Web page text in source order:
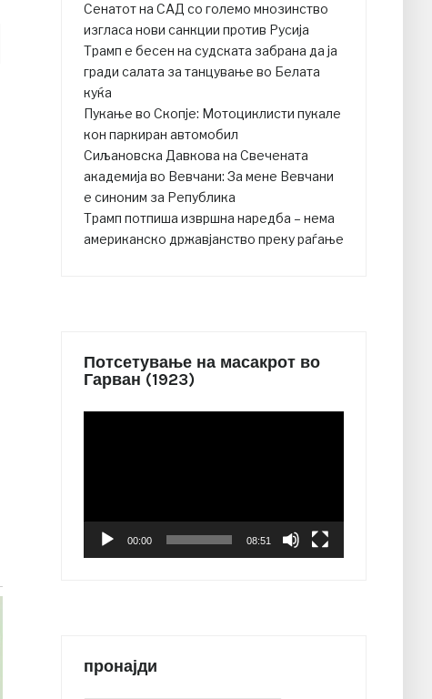
Сенатот на САД со големо мнозинство
изгласа нови санкции против Русија
Трамп е бесен на судската забрана да ја
гради салата за танцување во Белата
куќа
Пукање во Скопје: Мотоциклисти пукале
кон паркиран автомобил
Сиљановска Давкова на Свечената
академија во Вевчани: За мене Вевчани
е синоним за Република
Трамп потпиша извршна наредба – нема
американско државјанство преку раѓање
Потсетување на масакрот во
Гарван (1923)
00:00 08:51
пронајди